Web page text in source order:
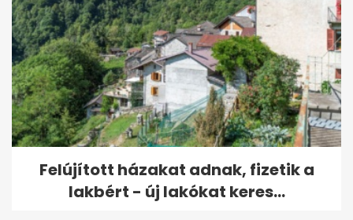
Felújított házakat adnak, fizetik a
lakbért - új lakókat keres...